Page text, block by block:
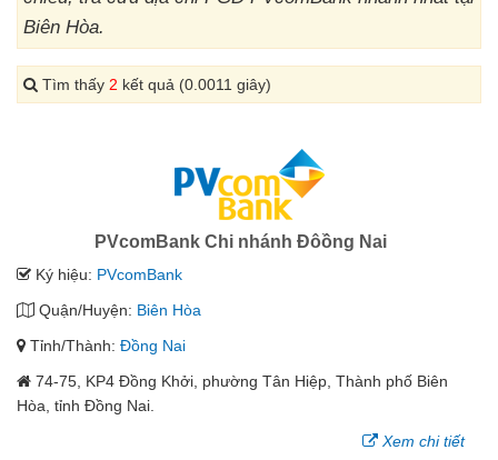
Biên Hòa.
Tìm thấy 2 kết quả (0.0011 giây)
PVcomBank Chi nhánh Đôồng Nai
Ký hiệu: PVcomBank
Quận/Huyện: Biên Hòa
Tỉnh/Thành: Đồng Nai
74-75, KP4 Đồng Khởi, phường Tân Hiệp, Thành phố Biên
Hòa, tỉnh Đồng Nai.
Xem chi tiết